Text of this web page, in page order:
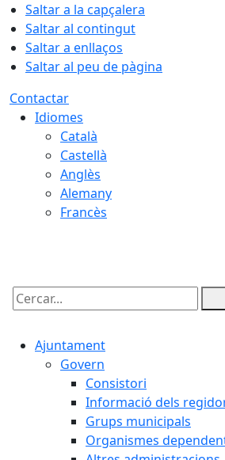
Saltar a la capçalera
Saltar al contingut
Saltar a enllaços
Saltar al peu de pàgina
Contactar
Idiomes
Català
Castellà
Anglès
Alemany
Francès
Cercar:
Ajuntament
Govern
Consistori
Informació dels
Grups municipals
Organismes